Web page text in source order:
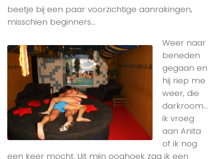
beetje bij een paar voorzichtige aanrakingen,
misschien beginners…
Weer naar
beneden
gegaan en
hij riep me
weer, die
darkroom…
ik vroeg
aan Anita
of ik nog
een keer mocht. Uit mijn ooghoek zag ik een